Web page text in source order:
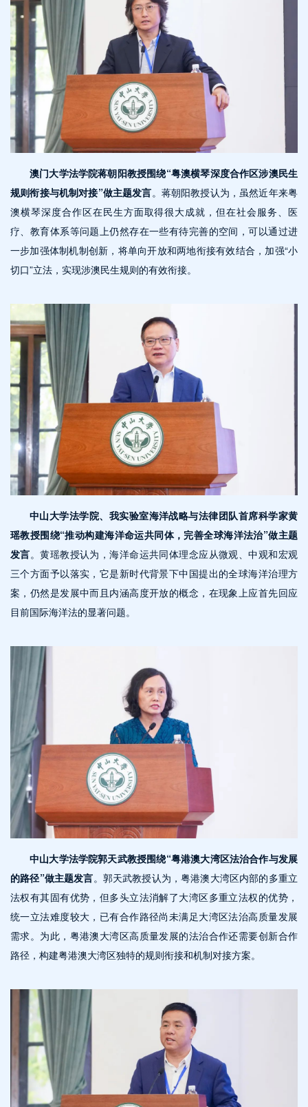
澳门大学法学院蒋朝阳教授围绕“粤澳横琴深度合作区涉澳民生
规则衔接与机制对接”做主题发言。蒋朝阳教授认为，虽然近年来粤
澳横琴深度合作区在民生方面取得很大成就，但在社会服务、医
疗、教育体系等问题上仍然存在一些有待完善的空间，可以通过进
一步加强体制机制创新，将单向开放和两地衔接有效结合，加强“小
切口”立法，实现涉澳民生规则的有效衔接。
中山大学法学院、我实验室海洋战略与法律团队首席科学家黄
瑶教授围绕“推动构建海洋命运共同体，完善全球海洋法治”做主题
发言。黄瑶教授认为，海洋命运共同体理念应从微观、中观和宏观
三个方面予以落实，它是新时代背景下中国提出的全球海洋治理方
案，仍然是发展中而且内涵高度开放的概念，在现象上应首先回应
目前国际海洋法的显著问题。
中山大学法学院郭天武教授围绕“粤港澳大湾区法治合作与发展
的路径”做主题发言。郭天武教授认为，粤港澳大湾区内部的多重立
法权有其固有优势，但多头立法消解了大湾区多重立法权的优势，
统一立法难度较大，已有合作路径尚未满足大湾区法治高质量发展
需求。为此，粤港澳大湾区高质量发展的法治合作还需要创新合作
路径，构建粤港澳大湾区独特的规则衔接和机制对接方案。